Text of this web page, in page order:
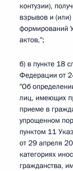
контузии),
взрывов и
формирований
актов,";
б) в пункте 18
Федерации от
"Об
лиц, имеющих
приеме в
упрощенном
пунктом 11
от 29 апреля
категориях
гражданства,